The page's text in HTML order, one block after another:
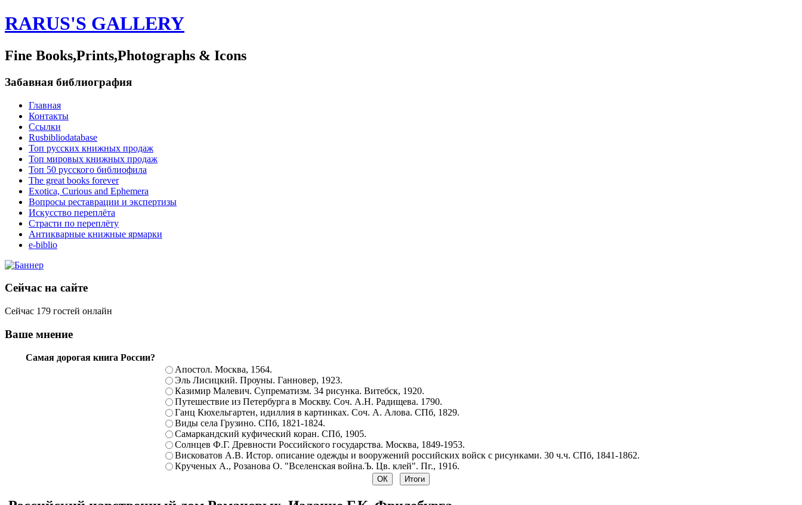
RARUS'S GALLERY
Fine Books,Prints,Photographs & Icons
Забавная библиография
Главная
Контакты
Ссылки
Rusbibliodatabase
Топ русских книжных продаж
Топ мировых книжных продаж
Топ 50 русского библиофила
The great books forever
Exotica, Curious and Ephemera
Вопросы реставрации и экспертизы
Искусство переплёта
Страсти по переплёту
Антикварные книжные ярмарки
e-biblio
Сейчас на сайте
Сейчас 179 гостей онлайн
Ваше мнение
Самая дорогая книга России?
Апостол. Москва, 1564.
Эль Лисицкий. Проуны. Ганновер, 1923.
Казимир Малевич. Супрематизм. 34 рисунка. Витебск, 1920.
Путешествие из Петербурга в Москву. Соч. А.Н. Радищева. 1790.
Ганц Кюхельгартен, идиллия в картинках. Соч. А. Алова. СПб, 1829.
Виды села Грузино. СПб, 1821-1824.
Самаркандский куфический коран. СПб, 1905.
Солнцев Ф.Г. Древности Российского государства. Москва, 1849-1953.
Висковатов А.В. Истор. описание одежды и вооружений российских войск с рисунками. 30 ч.ч. СПб, 1841-1862.
Крученых А., Розанова О. "Вселенская война.Ъ. Цв. клей". Пг., 1916.